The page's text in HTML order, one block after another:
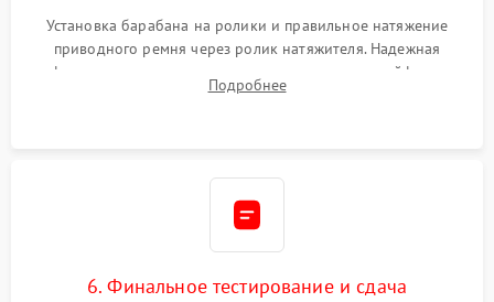
Установка барабана на ролики и правильное натяжение
приводного ремня через ролик натяжителя. Надежная
фиксация всех узлов, подключение клемм и шлейфов к
модулю управления. Монтаж корпусных панелей, люка и
Подробнее
6. Финальное тестирование и сдача